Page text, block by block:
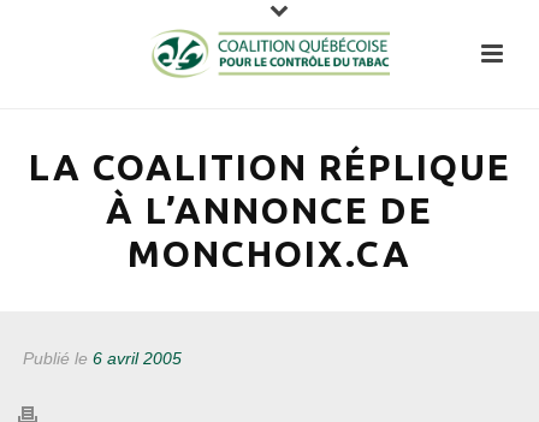
LA COALITION RÉPLIQUE
À L’ANNONCE DE
MONCHOIX.CA
Publié le 6 avril 2005